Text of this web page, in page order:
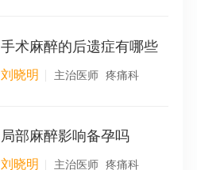
手术麻醉的后遗症有哪些
刘晓明 主治医师 疼痛科
局部麻醉影响备孕吗
刘晓明 主治医师 疼痛科